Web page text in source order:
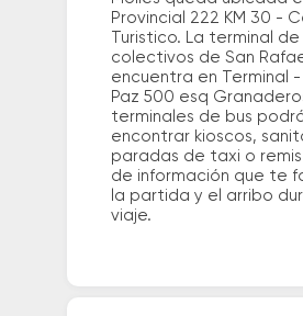
Provincial 222 KM 30 -
Turistico. La terminal de
colectivos de San
encuentra en Terminal -
Paz 500 esq
terminales de bus
encontrar kioscos,
paradas de taxi o
de información que te
la partida y el arribo
viaje.